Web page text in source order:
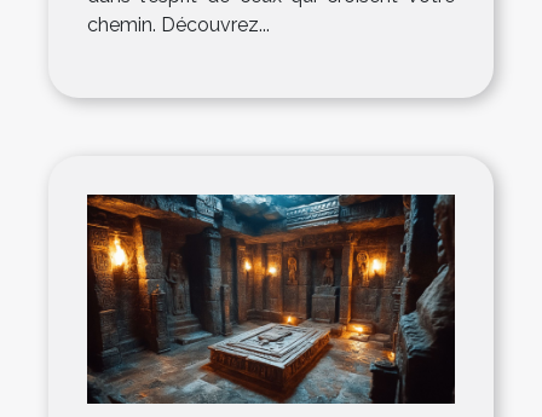
chemin. Découvrez...